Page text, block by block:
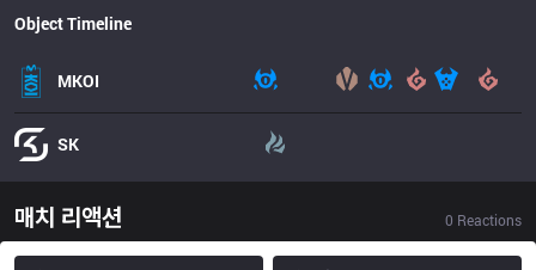
Object Timeline
MKOI
SK
매치 리액션 0 Reactions